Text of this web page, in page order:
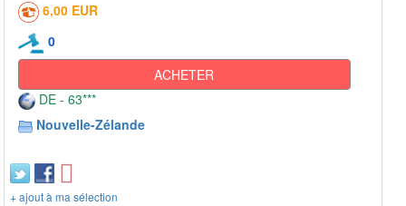
6,00 EUR
0
ACHETER
DE - 63***
Nouvelle-Zélande
+ ajout à ma sélection